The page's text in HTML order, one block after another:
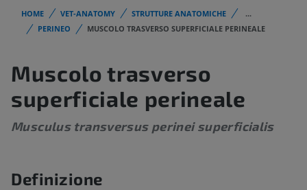
HOME VET-ANATOMY STRUTTURE ANATOMICHE
...
PERINEO
MUSCOLO TRASVERSO SUPERFICIALE PERINEALE
Muscolo trasverso
superficiale perineale
Musculus transversus perinei superficialis
Definizione